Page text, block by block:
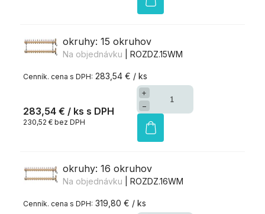
okruhy: 15 okruhov
Na objednávku | ROZDZ.15WM
283,54 € / ks
283,54 € / ks
230,52 € bez DPH
+
−
okruhy: 16 okruhov
Na objednávku | ROZDZ.16WM
319,80 € / ks